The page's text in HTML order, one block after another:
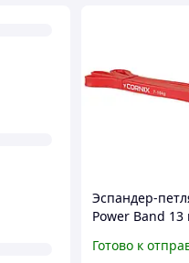
Эспандер-
Power Band
и спорта) XR-
Готово к